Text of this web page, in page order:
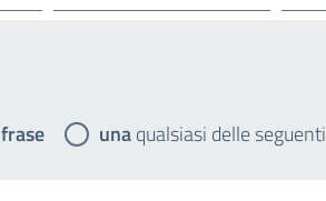
frase unaqualsiasi delle seguenti